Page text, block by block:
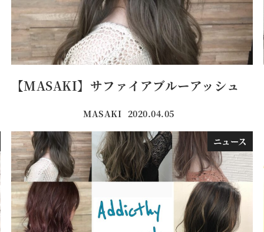
【MASAKI】サファイアブルーアッシュ
MASAKI 投稿日
2020.04.05
ニュース